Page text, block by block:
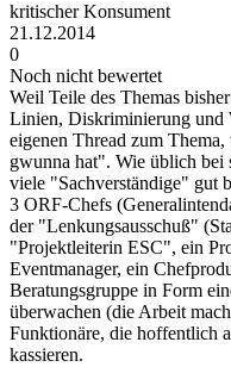
kritischer Konsument
21.12.2014
0
Noch nicht bewertet
Weil Teile des Themas
Linien, Diskriminierung und
eigenen Thread zum
gwunna hat". Wie üblich bei
viele "Sachverständige" gut
3 ORF-Chefs
der "Lenkungsausschuß"
"Projektleiterin ESC", ein
Eventmanager, ein
Beratungsgruppe in Form
überwachen (die Arbeit
Funktionäre, die hoffentlich
kassieren.